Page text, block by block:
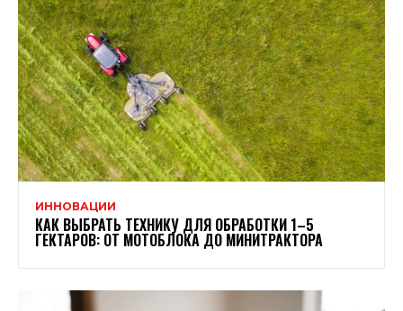
ИННОВАЦИИ
КАК ВЫБРАТЬ ТЕХНИКУ ДЛЯ ОБРАБОТКИ 1–5
ГЕКТАРОВ: ОТ МОТОБЛОКА ДО МИНИТРАКТОРА